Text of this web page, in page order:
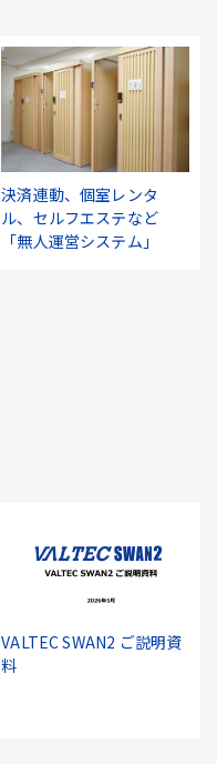
決済連動、個室レンタ
ル、セルフエステなど
「無人運営システム」
VALTEC SWAN2 ご説明資
料